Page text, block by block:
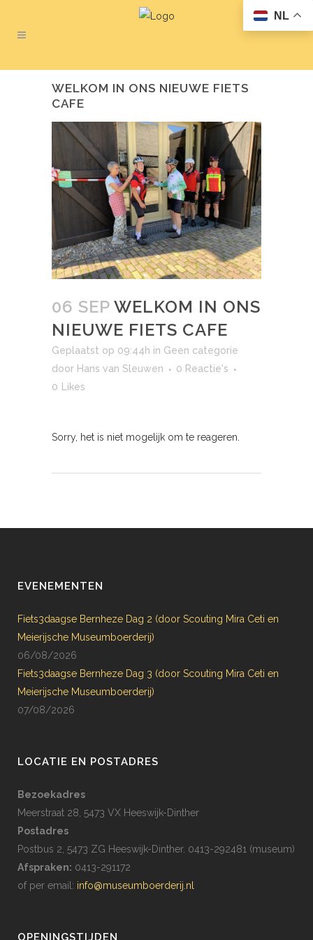
WELKOM IN ONS NIEUWE FIETS
CAFE
06 SEP WELKOM IN ONS
NIEUWE FIETS CAFE
Geplaatst op 09:44h in Geen categorie
door Hans van Sleuwen
0 Reactie's
0
Likes
Sorry, het is niet mogelijk om te reageren.
EVENEMENTEN
Fiets3daagse Bernheze Dag 2 (door Scouting Mira Ceti en
Meierijsche Museumboerderij)
06/08/2026
Fiets3daagse Bernheze Dag 3 (door Scouting Mira Ceti en
Meierijsche Museumboerderij)
07/08/2026
LOCATIE EN POSTADRES
Bezoekadres
Meerstraat 28, 5473 VX Heeswijk-Dinther
Postadres
Postbus 2, 5473 ZG Heeswijk-Dinther. 0413-292481 (museum)
Afspraken: 0413-291172
of per email: info@museumboerderij.nl
OPENINGSTIJDEN
NL